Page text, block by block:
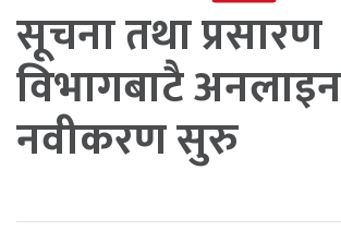
सूचना तथा प्रसारण
विभागबाटै अनलाइन
नवीकरण सुरु